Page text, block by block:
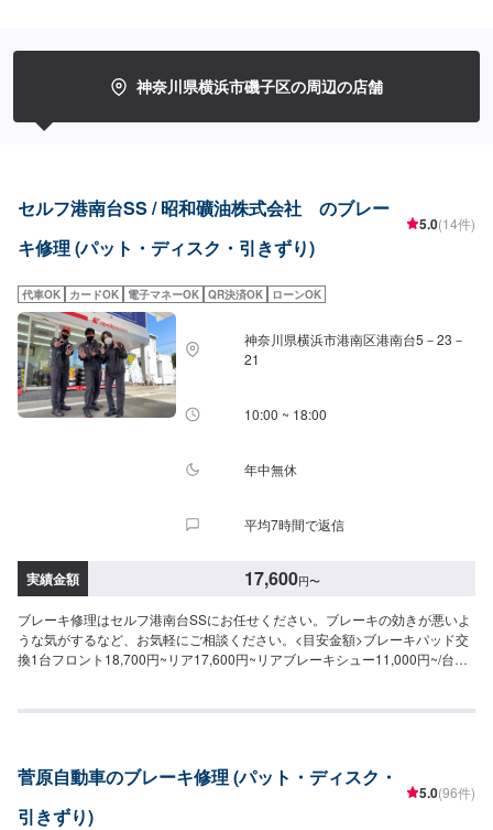
神奈川県横浜市磯子区の周辺の店舗
セルフ港南台SS / 昭和礦油株式会社 のブレー
キ修理 (パット・ディスク・引きずり)
5.0(14件)
代車OK カードOK 電子マネーOK QR決済OK ローンOK
神奈川県横浜市港南区港南台5－23－
21
10:00 ~ 18:00
年中無休
平均7時間で返信
実績金額 17,600円〜
ブレーキ修理はセルフ港南台SSにお任せください。ブレーキの効きが悪いよ
うな気がするなど、お気軽にご相談ください。<目安金額>ブレーキパッド交
換1台フロント18,700円~リア17,600円~リアブレーキシュー11,000円~/台ブ
菅原自動車のブレーキ修理 (パット・ディスク・
引きずり)
5.0(96件)